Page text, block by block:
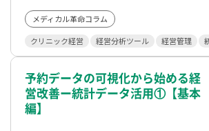
メディカル革命コラム
クリニック経営 経営分析ツール 経営管理
予約データの可視化から始める経
営改善ー統計データ活用①【基本
編】